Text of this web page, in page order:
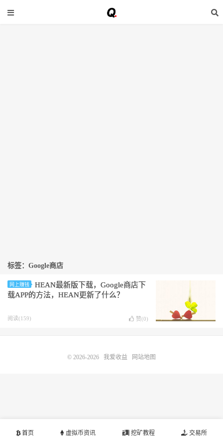
标签：Google商店
网上赚钱
HEAN最新版下载，Google商店下
载APP的方法，HEAN更新了什么？
阅读(159) 赞(0)
首页 虚拟币资讯 挖矿教程 交易所
© 2026-2026 我爱收益 网站地图